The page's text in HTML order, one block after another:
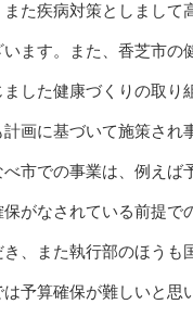
た疾病対策としまし
ます。また、香芝市
した健康づくりの取
画に基づいて施策さ
市での事業は、例え
がなされている前提で
、また執行部のほう
予算確保が難しいと思